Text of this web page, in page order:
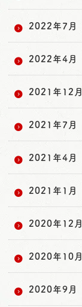
2022年7月
2022年4月
2021年12月
2021年7月
2021年4月
2021年1月
2020年12月
2020年10月
2020年9月